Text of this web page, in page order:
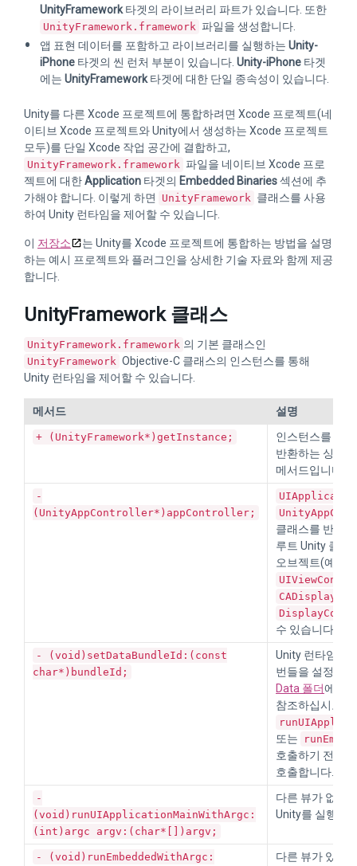
UnityFramework 타겟의 라이브러리 파트가 있습니다. 또한
UnityFramework.framework 파일을 생성합니다.
앱 표현 데이터를 포함하고 라이브러리를 실행하는 Unity-
iPhone 타겟의 씬 런처 부분이 있습니다. Unity-iPhone 타겟
에는 UnityFramework 타겟에 대한 단일 종속성이 있습니다.
Unity를 다른 Xcode 프로젝트에 통합하려면 Xcode 프로젝트(네
이티브 Xcode 프로젝트와 Unity에서 생성하는 Xcode 프로젝트
모두)를 단일 Xcode 작업 공간에 결합하고,
UnityFramework.framework 파일을 네이티브 Xcode 프로
젝트에 대한Application 타겟의 Embedded Binaries섹션에 추
가해야 합니다. 이렇게 하면
UnityFramework 클래스를 사용
하여 Unity 런타임을 제어할 수 있습니다.
이 저장소
는 Unity를 Xcode 프로젝트에 통합하는 방법을 설명
하는 예시 프로젝트와 플러그인을 상세한 기술 자료와 함께 제공
합니다.
UnityFramework 클래스
UnityFramework.framework 의 기본 클래스인
UnityFramework Objective-C 클래스의 인스턴스를 통해
Unity 런타임을 제어할 수 있습니다.
메서드 설명
+ (UnityFramework*)getInstance; 인스턴스를
반환하는 싱글
메서드입니다.
-
(UnityAppController*)appController;
클래스를 반환
루트 Unity 클래
오브젝트(예:
수 있습니다.
- (void)setDataBundleId:(const
char*)bundleId;
Unity 런타임이
번들을 설정합
Data 폴더에 대
참조하십시오.
또는
호출하기 전에
호출합니다.
-
(void)runUIApplicationMainWithArgc:
(int)argc argv:(char*[])argv;
다른 뷰가 없는
Unity를 실행하
- (void)runEmbeddedWithArgc:
다른 뷰가 있을